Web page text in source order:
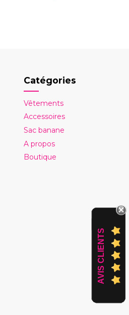
Catégories
Vêtements
Accessoires
Sac banane
A propos
Boutique
AVIS CLIENTS